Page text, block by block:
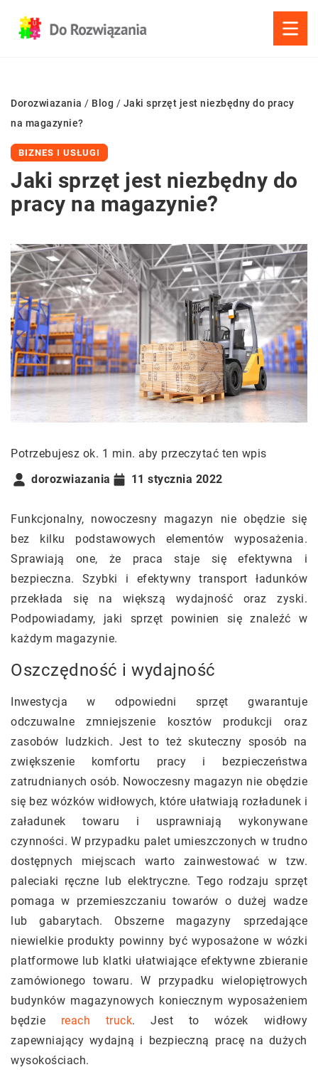
Dorozwiazania / Blog / Jaki sprzęt jest niezbędny do pracy
na magazynie?
BIZNES I USŁUGI
Jaki sprzęt jest niezbędny do
pracy na magazynie?
Potrzebujesz ok. 1 min. aby przeczytać ten wpis
dorozwiazania
11 stycznia 2022
Funkcjonalny, nowoczesny magazyn nie obędzie się
bez kilku podstawowych elementów wyposażenia.
Sprawiają one, że praca staje się efektywna i
bezpieczna. Szybki i efektywny transport ładunków
przekłada się na większą wydajność oraz zyski.
Podpowiadamy, jaki sprzęt powinien się znaleźć w
każdym magazynie.
Oszczędność i wydajność
Inwestycja w odpowiedni sprzęt gwarantuje
odczuwalne zmniejszenie kosztów produkcji oraz
zasobów ludzkich. Jest to też skuteczny sposób na
zwiększenie komfortu pracy i bezpieczeństwa
zatrudnianych osób. Nowoczesny magazyn nie obędzie
się bez wózków widłowych, które ułatwiają rozładunek i
załadunek towaru i usprawniają wykonywane
czynności. W przypadku palet umieszczonych w trudno
dostępnych miejscach warto zainwestować w tzw.
paleciaki ręczne lub elektryczne. Tego rodzaju sprzęt
pomaga w przemieszczaniu towarów o dużej wadze
lub gabarytach. Obszerne magazyny sprzedające
niewielkie produkty powinny być wyposażone w wózki
platformowe lub klatki ułatwiające efektywne zbieranie
zamówionego towaru. W przypadku wielopiętrowych
budynków magazynowych koniecznym wyposażeniem
będzie reach truck. Jest to wózek widłowy
zapewniający wydajną i bezpieczną pracę na dużych
wysokościach.